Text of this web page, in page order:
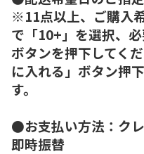
※11点以上、ご購入
で「10+」を選択、
ボタンを押下してく
に入れる」ボタン押
す。
●お支払い方法：ク
即時振替